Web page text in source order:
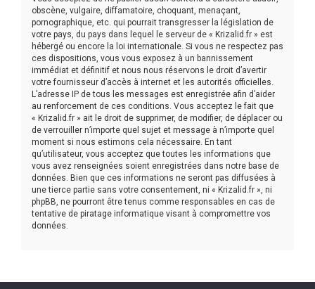
obscène, vulgaire, diffamatoire, choquant, menaçant,
pornographique, etc. qui pourrait transgresser la législation de
votre pays, du pays dans lequel le serveur de « Krizalid.fr » est
hébergé ou encore la loi internationale. Si vous ne respectez pas
ces dispositions, vous vous exposez à un bannissement
immédiat et définitif et nous nous réservons le droit d’avertir
votre fournisseur d’accès à internet et les autorités officielles.
L’adresse IP de tous les messages est enregistrée afin d’aider
au renforcement de ces conditions. Vous acceptez le fait que
« Krizalid.fr » ait le droit de supprimer, de modifier, de déplacer ou
de verrouiller n’importe quel sujet et message à n’importe quel
moment si nous estimons cela nécessaire. En tant
qu’utilisateur, vous acceptez que toutes les informations que
vous avez renseignées soient enregistrées dans notre base de
données. Bien que ces informations ne seront pas diffusées à
une tierce partie sans votre consentement, ni « Krizalid.fr », ni
phpBB, ne pourront être tenus comme responsables en cas de
tentative de piratage informatique visant à compromettre vos
données.